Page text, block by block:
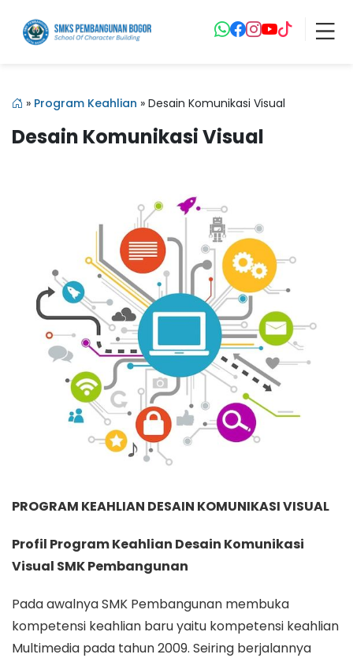
» Program Keahlian » Desain Komunikasi Visual
Desain Komunikasi Visual
PROGRAM KEAHLIAN DESAIN KOMUNIKASI VISUAL
Profil Program Keahlian Desain Komunikasi
Visual SMK Pembangunan
Pada awalnya SMK Pembangunan membuka
kompetensi keahlian baru yaitu kompetensi keahlian
Multimedia pada tahun 2009. Seiring berjalannya